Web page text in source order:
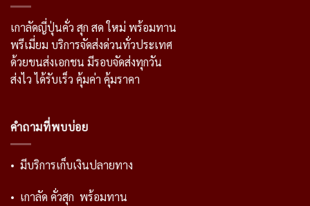
เกาลัดญี่ปุ่นคั่ว สุก สด ใหม่ พร้อมทาน
พรีเมี่ยม บริการจัดส่งด่วนทั่วประเทศ
ด้วยขนส่งเอกชน มีรอบจัดส่งทุกวัน
ส่งไว ได้รับเร็ว คุ้มค่า คุ้มราคา
คำถามที่พบบ่อย
• มีบริการเก็บเงินปลายทาง
• เกาลัด คั่วสุก พร้อมทาน